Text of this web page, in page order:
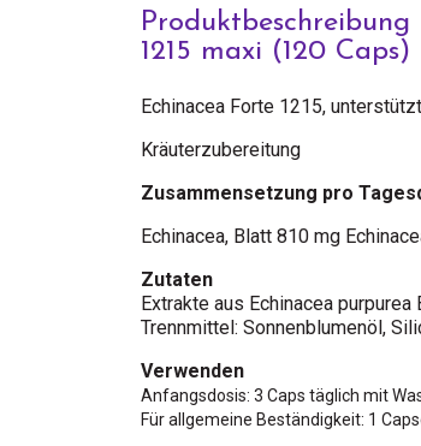
1215 maxi (120 Caps)
Echinacea Forte 1215,
Kräuterzubereitung
Zusammensetzung pro
Echinacea, Blatt 810 mg
Zutaten
Extrakte aus Echinacea
Trennmittel: Sonnenblumenöl,
Verwenden
Anfangsdosis: 3 Caps täglich mit
Für allgemeine Beständigkeit: 1